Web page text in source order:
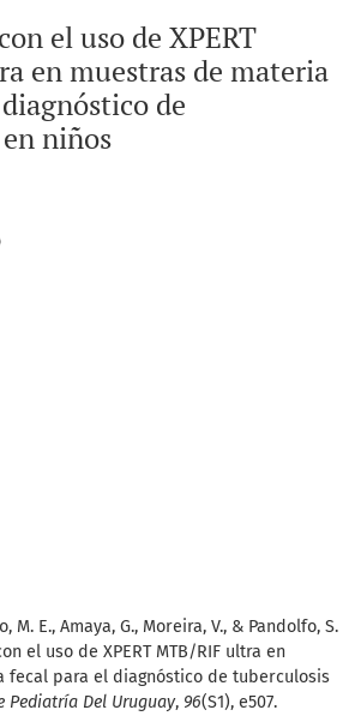
el uso de XPERT
en muestras de materia
de
niños
M. E., Amaya, G., Moreira, V., & Pandolfo, S.
el uso de XPERT MTB/RIF ultra en
fecal para el diagnóstico de tuberculosis
Pediatría Del Uruguay, 96(S1), e507.